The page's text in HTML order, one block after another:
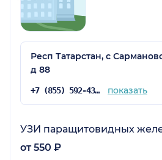
Респ Татарстан, с
д 88
+7 (855) 592-43-69 показать
УЗИ паращитовидных
от 550 ₽